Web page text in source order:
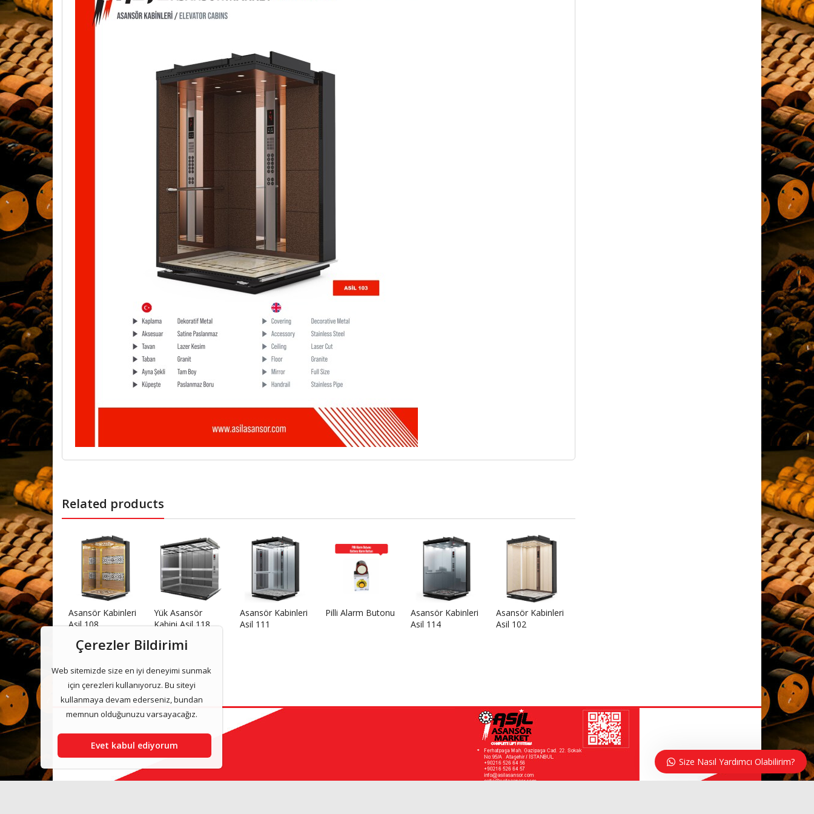
Related products
Asansör Kabinleri
Asil 108
Yük Asansör
Kabini Asil 118
Asansör Kabinleri
Asil 111
Pilli Alarm Butonu
Asansör Kabinleri
Asil 114
Asansör Kabinleri
Asil 102
Hizmetlerimiz hakkında daha ayrıntılı
bilgi almak için bize buradan 08:00 -
18:00 saatleri mesaj yazabilirsiniz
Size Nasıl Yardımcı Olabilirim?
Çerezler Bildirimi
Web sitemizde size en iyi deneyimi sunmak
için çerezleri kullanıyoruz. Bu siteyi
kullanmaya devam ederseniz, bundan
memnun olduğunuzu varsayacağız.
Evet kabul ediyorum